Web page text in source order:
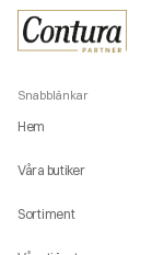
Snabblänkar
Hem
Våra butiker
Sortiment